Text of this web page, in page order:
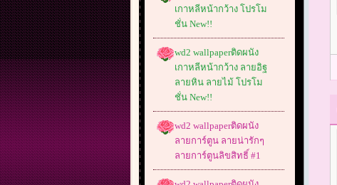
เกาหลีหน้ากว้าง โปรโม
ชั่น New!!
wd2 wallpaperติดผนัง
เกาหลีหน้ากว้าง ลายอิฐ
ลายหิน ลายไม้ โปรโม
ชั่น New!!
wd2 wallpaperติดผนัง
ลายการ์ตูน ลายน่ารักๆ
ลายการ์ตูนลิขสิทธิ์ #1